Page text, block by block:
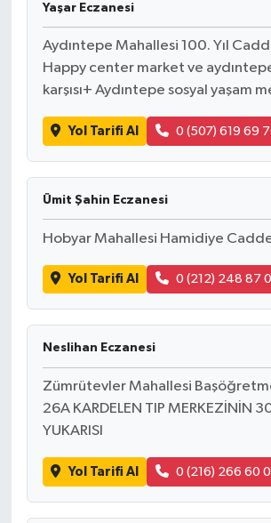
Yaşar Eczanesi
Aydıntepe Mahallesi 100. Yıl
Happy center market ve
karşısı+ Aydıntepe sosyal yaşam
Yol Tarifi Al 0 (507) 619 69
Ümit Şahin Eczanesi
Hobyar Mahallesi Hamidiye
Yol Tarifi Al 0 (212) 248 87
Neslihan Eczanesi
Zümrütevler Mahallesi
26A KARDELEN TIP MERKEZİNİN
YUKARISI
Yol Tarifi Al 0 (216) 266 60